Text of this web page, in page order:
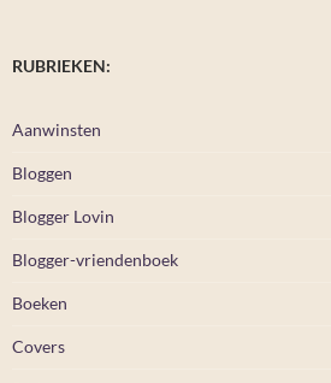
RUBRIEKEN:
Aanwinsten
Bloggen
Blogger Lovin
Blogger-vriendenboek
Boeken
Covers